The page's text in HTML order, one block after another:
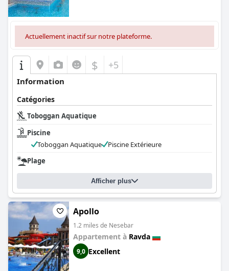
Actuellement inactif sur notre plateforme.
$ +5
Information
Catégories
Toboggan Aquatique
Piscine
Toboggan Aquatique
Piscine Extérieure
Plage
Afficher plus
Apollo
1.2 miles de Nesebar
Appartement à Ravda
9,0 Excellent